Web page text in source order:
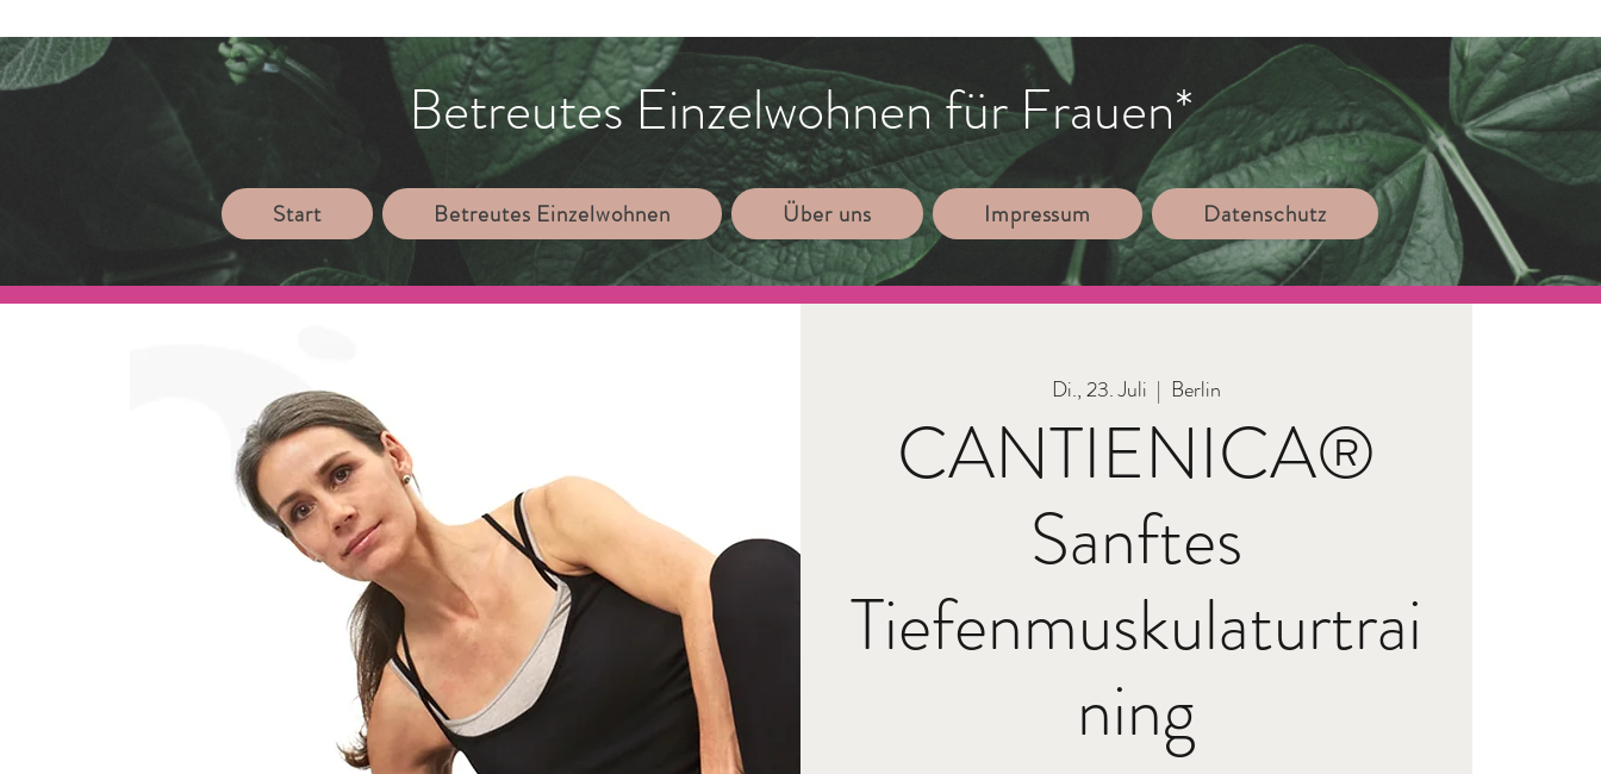
Betreutes Einzelwohnen für Frauen*
Start Betreutes Einzelwohnen Über uns Impressum Datenschutz
Di., 23. Juli
  |
Berlin
CANTIENICA®
Sanftes
Tiefenmuskulaturtrai
ning